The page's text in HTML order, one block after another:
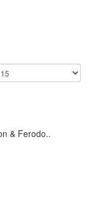
& Ferodo..